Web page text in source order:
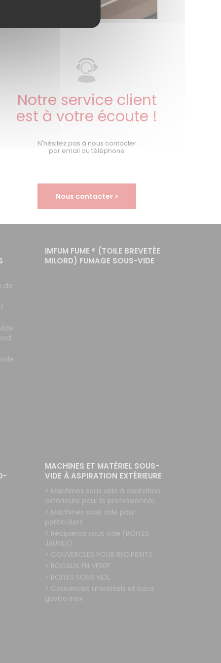
Notre service client
est à votre écoute !
N'hésitez pas à nous contacter
par email ou téléphone
Nous contacter >
de
IMFUM FUME ® (TOILE BREVETÉE
MILORD) FUMAGE SOUS-VIDE
MACHINES ET MATÉRIEL SOUS-
VIDE À ASPIRATION EXTÉRIEURE
> Machines sous vide à aspiration
extérieure pour le professionnel.
> Machines sous vide pour
particuliers
> Récipients sous vide (BOITES
JAUNES)
> COUVERCLES POUR RECIPIENTS
> BOCAUX EN VERRE
> BOITES SOUS VIDE
> Couvercles universels et bacs
gastro inox